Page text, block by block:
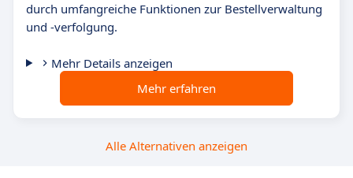
durch umfangreiche Funktionen zur Bestellverwaltung
und -verfolgung.
Mehr Details anzeigen
Mehr erfahren
Alle Alternativen anzeigen